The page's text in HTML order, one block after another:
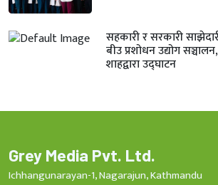
सहकारी र सरकारी
बीउ प्रशोधन उद्योग
शाहद्वारा उद्घाटन
Grey Media Pvt. Ltd.
Ichhangunarayan-1, Nagarajun, Kathmandu